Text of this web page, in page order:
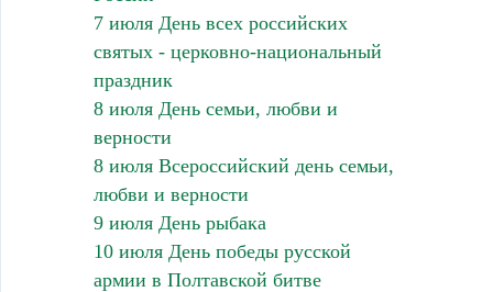
7 июля День всех российских
святых - церковно-национальный
праздник
8 июля День семьи, любви и
верности
8 июля Всероссийский день семьи,
любви и верности
9 июля День рыбака
10 июля День победы русской
армии в Полтавской битве